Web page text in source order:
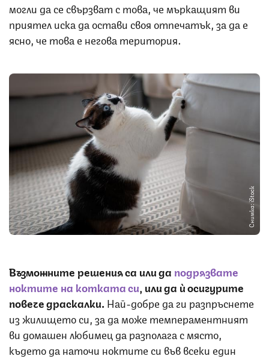
могли да се свързват с това, че мъркащият ви
приятел иска да остави своя отпечатък, за да е
ясно, че това е негова територия.
Снимка: iStock
Възможните решения са или да подрязвате
ноктите на котката си , или да ѝ осигурите
повече драскалки. Най-добре да ги разпръснете
из жилището си, за да може темпераментният
ви домашен любимец да разполага с място,
където да наточи ноктите си във всеки един